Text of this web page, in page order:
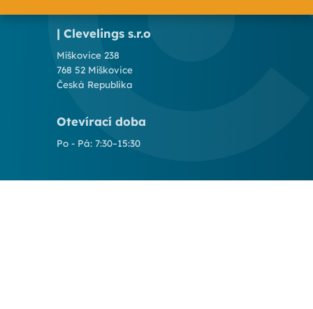
| Clevelings s.r.o
Míškovice 238
768 52 Míškovice
Česká Republika
Otevírací doba
Po - Pá: 7:30–15:30